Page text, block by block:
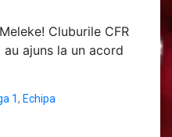
Cluburile CFR
ajuns la un acord
1, Echipa